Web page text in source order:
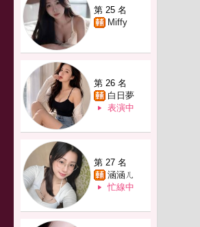
第 25 名
Miffy
第 26 名
白日夢
表演中
第 27 名
涵涵ㄦ
忙線中